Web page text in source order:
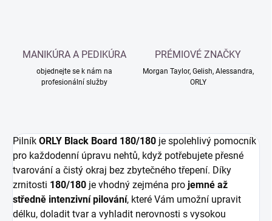
MANIKÚRA A PEDIKÚRA
objednejte se k nám na
profesionální služby
PRÉMIOVÉ ZNAČKY
Morgan Taylor, Gelish, Alessandra,
ORLY
Pilník ORLY Black Board 180/180 je spolehlivý pomocník
pro každodenní úpravu nehtů, když potřebujete přesné
tvarování a čistý okraj bez zbytečného třepení. Díky
zrnitosti 180/180 je vhodný zejména pro jemné až
středně intenzivní pilování, které Vám umožní upravit
délku, doladit tvar a vyhladit nerovnosti s vysokou